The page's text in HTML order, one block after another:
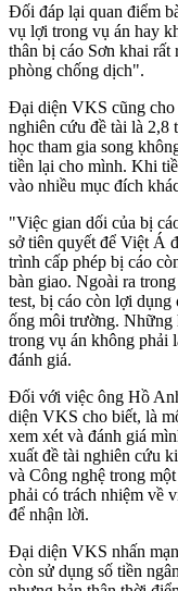
Đối đáp lại quan điểm
vụ lợi trong vụ án hay
thân bị cáo Sơn khai
phòng chống dịch".
Đại diện VKS cũng cho
nghiên cứu đề tài là 2,8
học tham gia song
tiền lại cho mình. Khi
vào nhiều mục đích
"Việc gian dối của bị
sở tiên quyết để Việt Á
trình cấp phép bị cáo
bàn giao. Ngoài ra
test, bị cáo còn lợi dụng
ống môi trường. Những
trong vụ án không phải
đánh giá.
Đối với việc ông Hồ
diện VKS cho biết, là
xem xét và đánh giá
xuất đề tài nghiên cứu
và Công nghệ trong
phải có trách nhiệm về
để nhận lời.
Đại diện VKS nhấn
còn sử dụng số tiền